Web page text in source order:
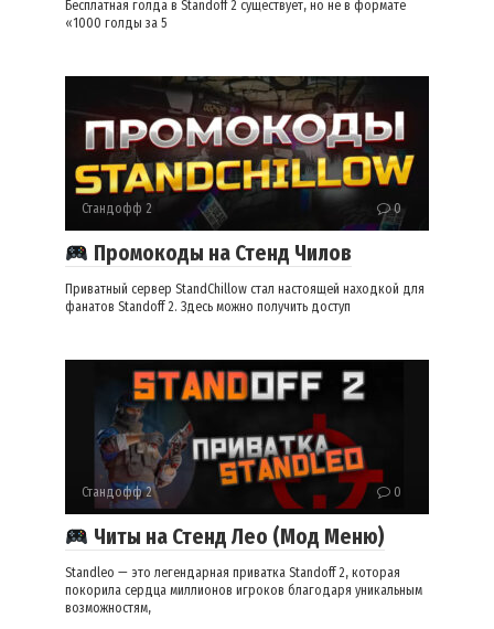
Бесплатная голда в Standoff 2 существует, но не в формате
«1000 голды за 5
Стандофф 2 0
Промокоды на Стенд Чилов
Приватный сервер StandChillow стал настоящей находкой для
фанатов Standoff 2. Здесь можно получить доступ
Стандофф 2 0
Читы на Стенд Лео (Мод Меню)
Standleo — это легендарная приватка Standoff 2, которая
покорила сердца миллионов игроков благодаря уникальным
возможностям,